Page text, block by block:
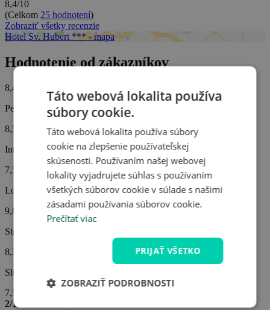
8,4/10
(Celkom 25 hodnotení)
Zobraziť všetky recenzie
Hotel Sv. Hubert *** - mapa
Hodnotenie od zákazníkov
8,4/10
Personál
8,5
Interiér hotela
7,5
Lokalita hotela
9,8
Strava
8,3
Služby hotela
7,5
2/10
Táto webová lokalita používa
súbory cookie.
Táto webová lokalita používa súbory
cookie na zlepšenie používateľskej
skúsenosti. Používaním našej webovej
lokality vyjadrujete súhlas s používaním
všetkých súborov cookie v súlade s našimi
zásadami používania súborov cookie.
Prečítať viac
PRIJAŤ VŠETKO
ZOBRAZIŤ PODROBNOSTI